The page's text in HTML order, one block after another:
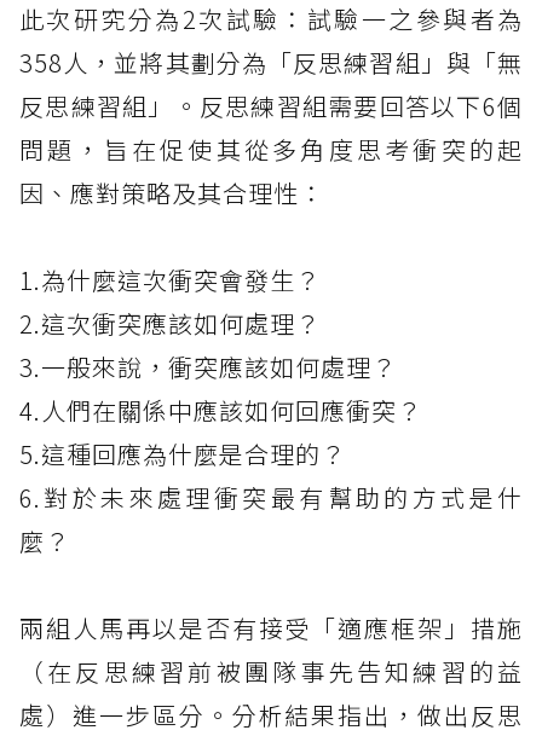
此次研究分為2次試驗：試驗一之參與者為
358人，並將其劃分為「反思練習組」與「無
反思練習組」。反思練習組需要回答以下6個
問題，旨在促使其從多角度思考衝突的起
因、應對策略及其合理性：
1.為什麼這次衝突會發生？
2.這次衝突應該如何處理？
3.一般來說，衝突應該如何處理？
4.人們在關係中應該如何回應衝突？
5.這種回應為什麼是合理的？
6.對於未來處理衝突最有幫助的方式是什
麼？
兩組人馬再以是否有接受「適應框架」措施
（在反思練習前被團隊事先告知練習的益
處）進一步區分。分析結果指出，做出反思